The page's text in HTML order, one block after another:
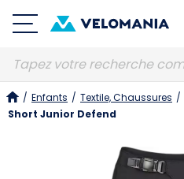
/ Enfants / Textile, Chaussures /
Short Junior Defend